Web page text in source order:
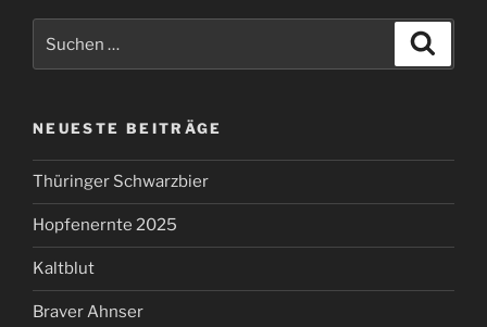
nach:
NEUESTE BEITRÄGE
Thüringer Schwarzbier
Hopfenernte 2025
Kaltblut
Braver Ahnser